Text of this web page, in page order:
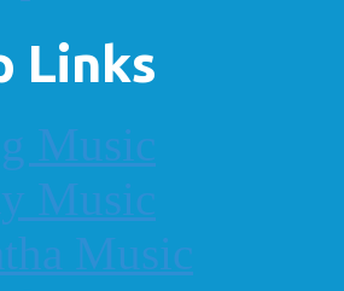
Links
Music
Music
Music